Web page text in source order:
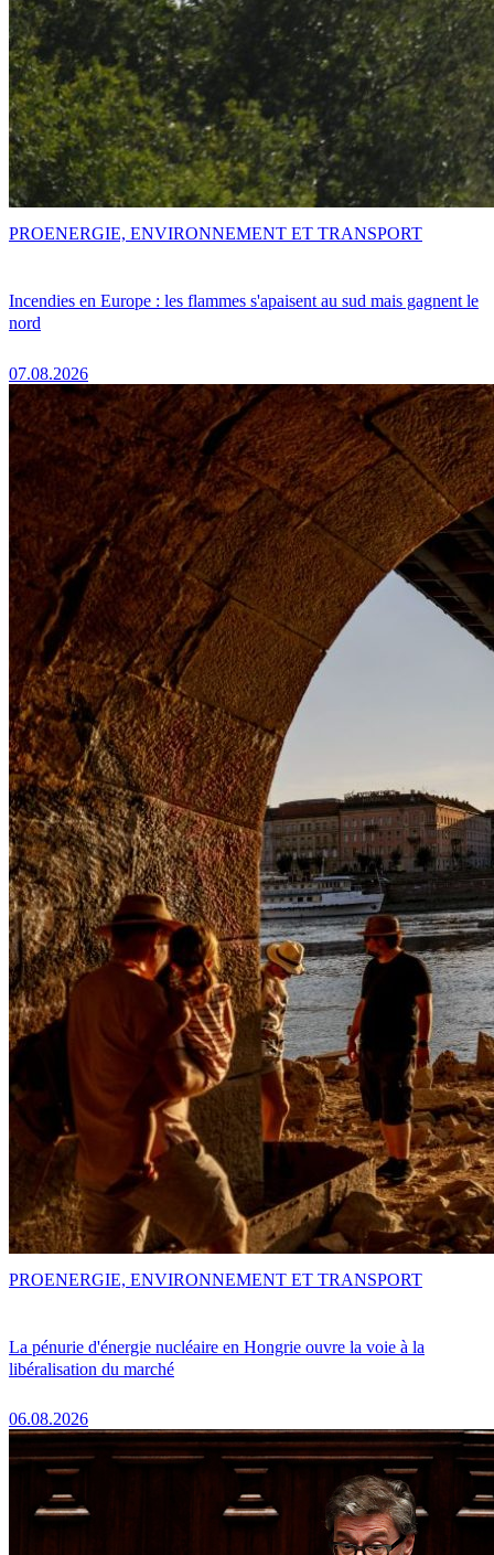
Incendies en Europe : les flammes s'apaisent au sud mais gagnent le
nord
07.08.2026
PROENERGIE, ENVIRONNEMENT ET TRANSPORT
La pénurie d'énergie nucléaire en Hongrie ouvre la voie à la
libéralisation du marché
06.08.2026
PROENERGIE, ENVIRONNEMENT ET TRANSPORT